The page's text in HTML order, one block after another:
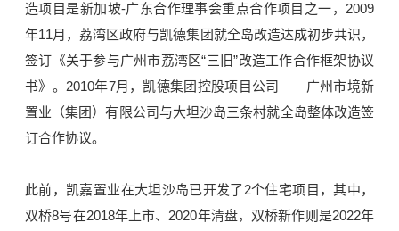
造项目是新加坡-广东合作理事会重点合作项目之一，2009
年11月，荔湾区政府与凯德集团就全岛改造达成初步共识，
签订《关于参与广州市荔湾区“三旧”改造工作合作框架协议
书》。2010年7月，凯德集团控股项目公司——广州市境新
置业（集团）有限公司与大坦沙岛三条村就全岛整体改造签
订合作协议。
此前，凯嘉置业在大坦沙岛已开发了2个住宅项目，其中，
双桥8号在2018年上市、2020年清盘，双桥新作则是2022年